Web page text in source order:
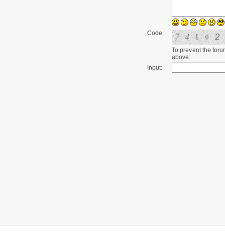
Code:
To prevent the
above:
Input: